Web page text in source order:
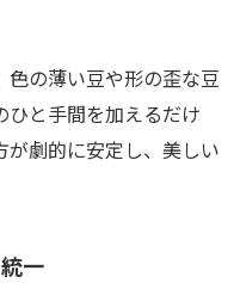
色の薄い豆や形の歪な豆
ひと手間を加えるだけ
が劇的に安定し、美しい
一